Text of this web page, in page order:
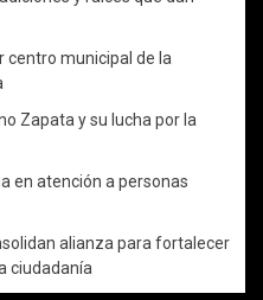
centro municipal de la
Zapata y su lucha por la
en atención a personas
alianza para fortalecer
ciudadanía